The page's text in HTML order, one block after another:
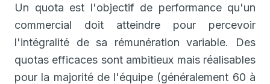
Un quota est l'objectif de performance qu'un
commercial doit atteindre pour percevoir
l'intégralité de sa rémunération variable. Des
quotas efficaces sont ambitieux mais réalisables
pour la majorité de l'équipe (généralement 60 à